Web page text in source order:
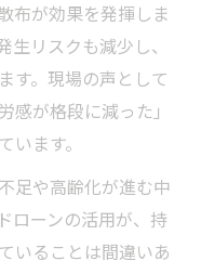
用ドローンの基
助金利用体験レ
布が効果を発揮しま
リスクも減少し、
す。現場の声として
感が格段に減った」
います。
足や高齢化が進む中
ローンの活用が、持
いることは間違いあ